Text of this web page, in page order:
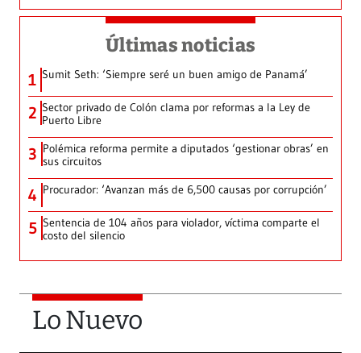
Últimas noticias
1 Sumit Seth: ‘Siempre seré un buen amigo de Panamá’
2 Sector privado de Colón clama por reformas a la Ley de
Puerto Libre
3 Polémica reforma permite a diputados ‘gestionar obras’ en
sus circuitos
4 Procurador: ‘Avanzan más de 6,500 causas por corrupción’
5 Sentencia de 104 años para violador, víctima comparte el
costo del silencio
Lo Nuevo